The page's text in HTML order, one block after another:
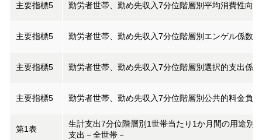
主要指標5 勤労者世帯、勤め先収入7分位階層別平均消費性向
主要指標5 勤労者世帯、勤め先収入7分位階層別エンゲル係数
主要指標5 勤労者世帯、勤め先収入7分位階層別選択的支出係数
主要指標5 勤労者世帯、勤め先収入7分位階層別公共的料金負
第1表
生計支出7分位階層別1世帯当たり1か月間の用途別
支出－全世帯－